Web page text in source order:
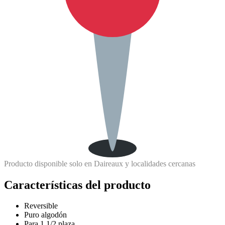
Producto disponible solo en Daireaux y localidades cercanas
Características del producto
Reversible
Puro algodón